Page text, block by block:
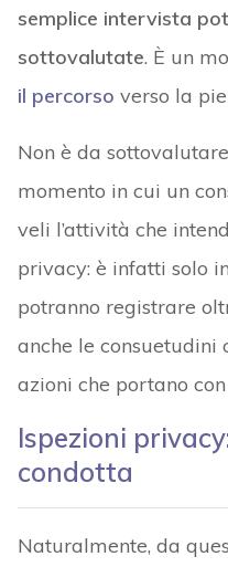
semplice intervista
sottovalutate. È un
il percorso verso la
Non è da
momento in cui un
veli l’attività che
privacy: è infatti solo
potranno registrare
anche le consuetudini
azioni che portano
Ispezioni
condotta
Naturalmente, da